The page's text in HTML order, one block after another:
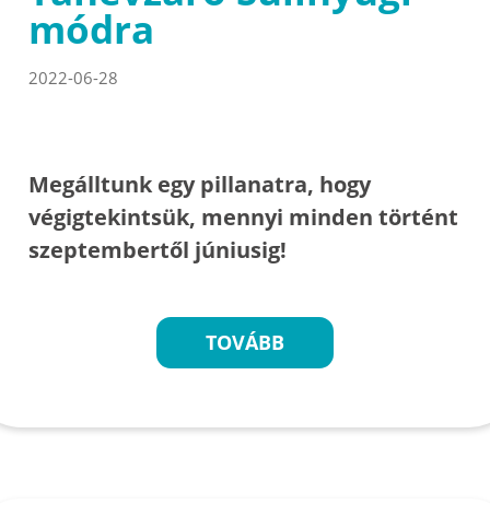
módra
2022-06-28
Megálltunk egy pillanatra, hogy
végigtekintsük, mennyi minden történt
szeptembertől júniusig!
TOVÁBB